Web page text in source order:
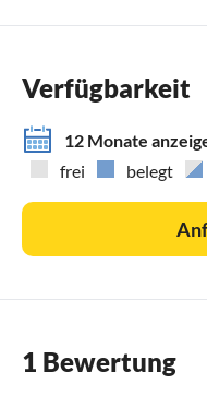
Verfügbarkeit
12 Monate
frei
belegt
1 Bewertung